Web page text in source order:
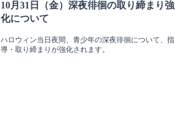
10月31日（金）深夜徘徊の取り締まり強
化について
ハロウィン当日夜間、青少年の深夜徘徊について、指
導・取り締まりが強化されます。